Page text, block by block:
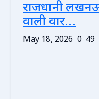
राजधानी
वाली वार...
May 18, 2026 0 49